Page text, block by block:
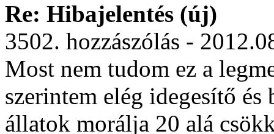
Re: Hibajelentés (új)
3502. hozzászólás -
Most nem tudom ez a
szerintem elég idegesítő
állatok morálja 20 alá